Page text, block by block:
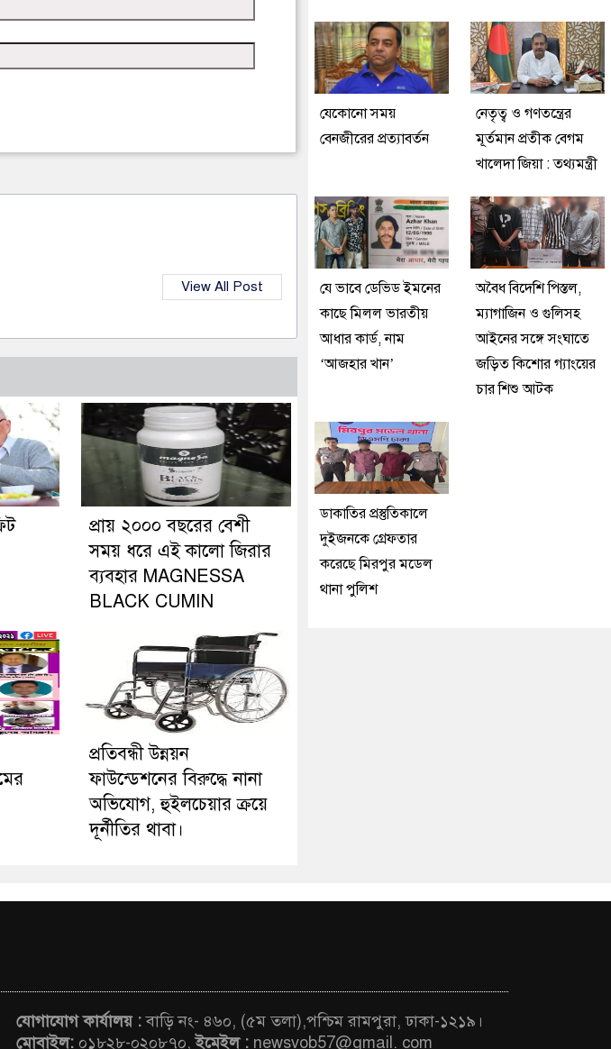
View All Post
প্রায় ২০০০ বছরের বেশী
সময় ধরে এই কালো জিরার
ব্যবহার MAGNESSA
BLACK CUMIN
প্রতিবন্ধী উন্নয়ন
ফাউন্ডেশনের বিরুদ্ধে নানা
অভিযোগ, হুইলচেয়ার ক্রয়ে
দূর্নীতির থাবা।
যেকোনো সময়
বেনজীরের প্রত্যাবর্তন
নেতৃত্ব ও গণতন্ত্রের
মূর্তমান প্রতীক বেগম
খালেদা জিয়া : তথ্যমন্ত্রী
যে ভাবে ডেভিড ইমনের
কাছে মিলল ভারতীয়
আধার কার্ড, নাম
‘আজহার খান’
অবৈধ বিদেশি পিস্তল,
ম্যাগাজিন ও গুলিসহ
আইনের সঙ্গে সংঘাতে
জড়িত কিশোর গ্যাংয়ের
চার শিশু আটক
ডাকাতির প্রস্তুতিকালে
দুইজনকে গ্রেফতার
করেছে মিরপুর মডেল
থানা পুলিশ
যোগাযোগ কার্যালয় :বাড়ি নং- ৪৬০, (৫ম তলা),পশ্চিম রামপুরা, ঢাকা-১২১৯।
মোবাইল: ০১৮২৮-০২০৮৭০,ইমেইল : newsvob57@gmail. com